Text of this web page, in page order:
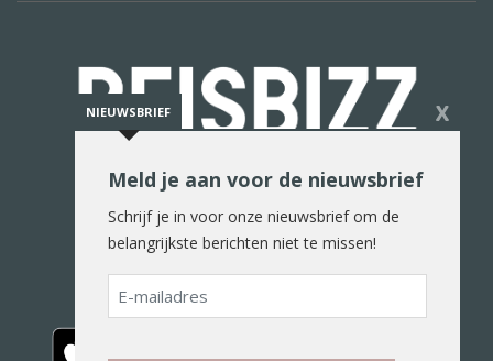
De reiswereld in woord en beeld
NIEUWSBRIEF X
Meld je aan voor de nieuwsbrief
Schrijf je in voor onze nieuwsbrief om de
belangrijkste berichten niet te missen!
E-
mailadres